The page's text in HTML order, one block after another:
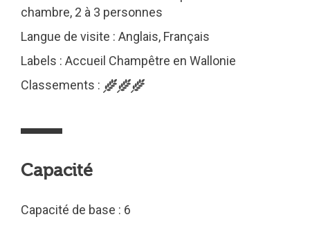
chambre, 2 à 3 personnes
Langue de visite : Anglais, Français
Labels : Accueil Champêtre en Wallonie
Classements :
Capacité
Capacité de base : 6